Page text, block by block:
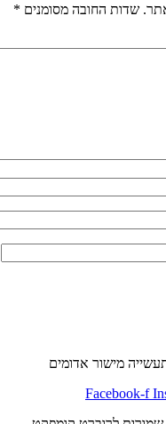
שדות החובה מסומנים *
Facebook-f